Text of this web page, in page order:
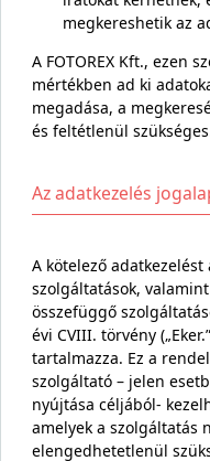
megkereshetik az
A FOTOREX Kft., ezen
mértékben ad ki
megadása, a
és feltétlenül
Az adatkezelés
A kötelező
szolgáltatások,
összefüggő
évi CVIII. törvény
tartalmazza. Ez a
szolgáltató – jelen
nyújtása céljából-
amelyek a szolgáltatás
elengedhetetlenül